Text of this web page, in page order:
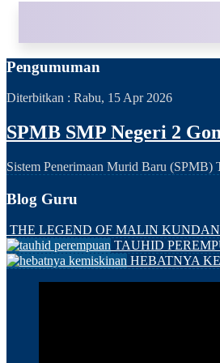
Pengumuman
Diterbitkan : Rabu, 15 Apr 2026
SPMB SMP Negeri 2
Sistem Penerimaan Murid Baru (SPMB)
Blog Guru
THE LEGEND OF MALIN
TAUHID
HEBATNYA